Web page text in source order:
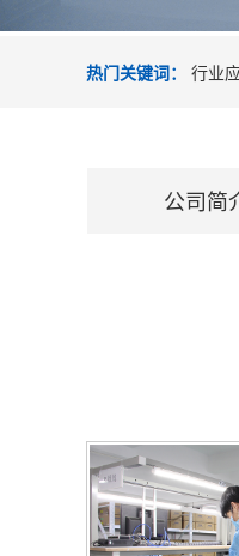
热门关键词： 行业
公司简